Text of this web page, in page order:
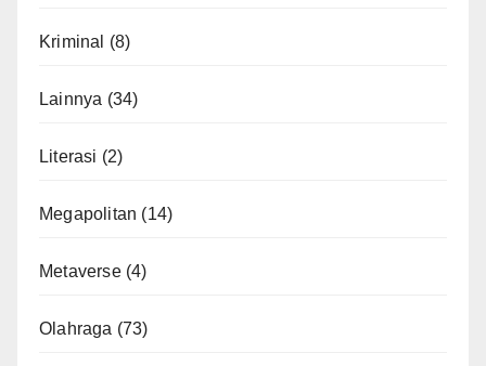
Kriminal (8)
Lainnya (34)
Literasi (2)
Megapolitan (14)
Metaverse(4)
Olahraga (73)